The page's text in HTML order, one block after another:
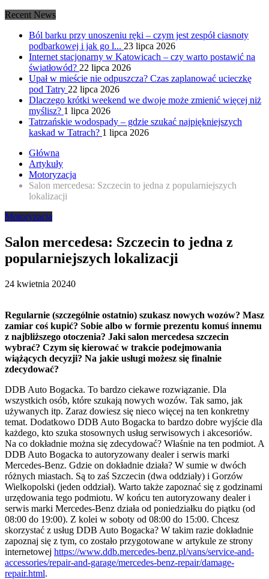
Recent News
Ból barku przy unoszeniu ręki – czym jest zespół ciasnoty
podbarkowej i jak go l... 23 lipca 2026
Internet stacjonarny w Katowicach – czy warto postawić na
światłowód? 22 lipca 2026
Upał w mieście nie odpuszcza? Czas zaplanować ucieczkę
pod Tatry 22 lipca 2026
Dlaczego krótki weekend we dwoje może zmienić więcej niż
myślisz? 1 lipca 2026
Tatrzańskie wodospady – gdzie szukać najpiękniejszych
kaskad w Tatrach? 1 lipca 2026
Główna
Artykuły
Motoryzacja
Salon mercedesa: Szczecin to jedna z popularniejszych
lokalizacji
Motoryzacja
Salon mercedesa: Szczecin to jedna z
popularniejszych lokalizacji
24 kwietnia 20240
Regularnie (szczególnie ostatnio) szukasz nowych wozów? Masz
zamiar coś kupić? Sobie albo w formie prezentu komuś innemu
z najbliższego otoczenia? Jaki salon mercedesa szczecin
wybrać? Czym się kierować w trakcie podejmowania
wiążących decyzji? Na jakie usługi możesz się finalnie
zdecydować?
DDB Auto Bogacka. To bardzo ciekawe rozwiązanie. Dla
wszystkich osób, które szukają nowych wozów. Tak samo, jak
używanych itp. Zaraz dowiesz się nieco więcej na ten konkretny
temat. Dodatkowo DDB Auto Bogacka to bardzo dobre wyjście dla
każdego, kto szuka stosownych usług serwisowych i akcesoriów.
Na co dokładnie można się zdecydować? Właśnie na ten podmiot. A
DDB Auto Bogacka to autoryzowany dealer i serwis marki
Mercedes-Benz. Gdzie on dokładnie działa? W sumie w dwóch
różnych miastach. Są to zaś Szczecin (dwa oddziały) i Gorzów
Wielkopolski (jeden oddział). Warto także zapoznać się z godzinami
urzędowania tego podmiotu. W końcu ten autoryzowany dealer i
serwis marki Mercedes-Benz działa od poniedziałku do piątku (od
08:00 do 19:00). Z kolei w soboty od 08:00 do 15:00. Chcesz
skorzystać z usług DDB Auto Bogacka? W takim razie dokładnie
zapoznaj się z tym, co zostało przygotowane w artykule ze strony
internetowej https://www.ddb.mercedes-benz.pl/vans/service-and-
accessories/repair-and-garage/mercedes-benz-repair/damage-
repair.html.